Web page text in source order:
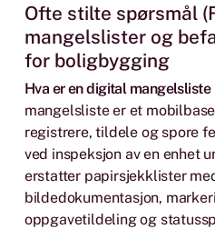
Ofte stilte spørsmål
mangelslister og
for boligbygging
Hva er en digital mangelsliste
mangelsliste er et
registrere, tildele og spore
ved inspeksjon av en enhet
erstatter papirsjekklister
bildedokumentasjon,
oppgavetildeling og